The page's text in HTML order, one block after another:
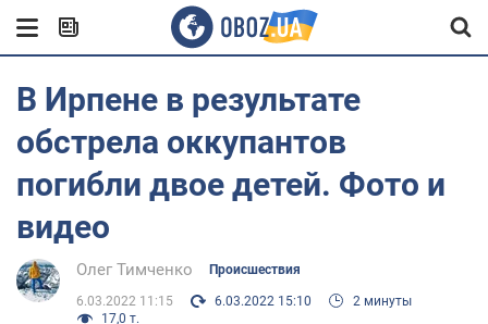
В Ирпене в результате
обстрела оккупантов
погибли двое детей. Фото и
видео
Олег Тимченко Происшествия
6.03.2022 11:15 6.03.2022 15:10
2 минуты
17,0 т.